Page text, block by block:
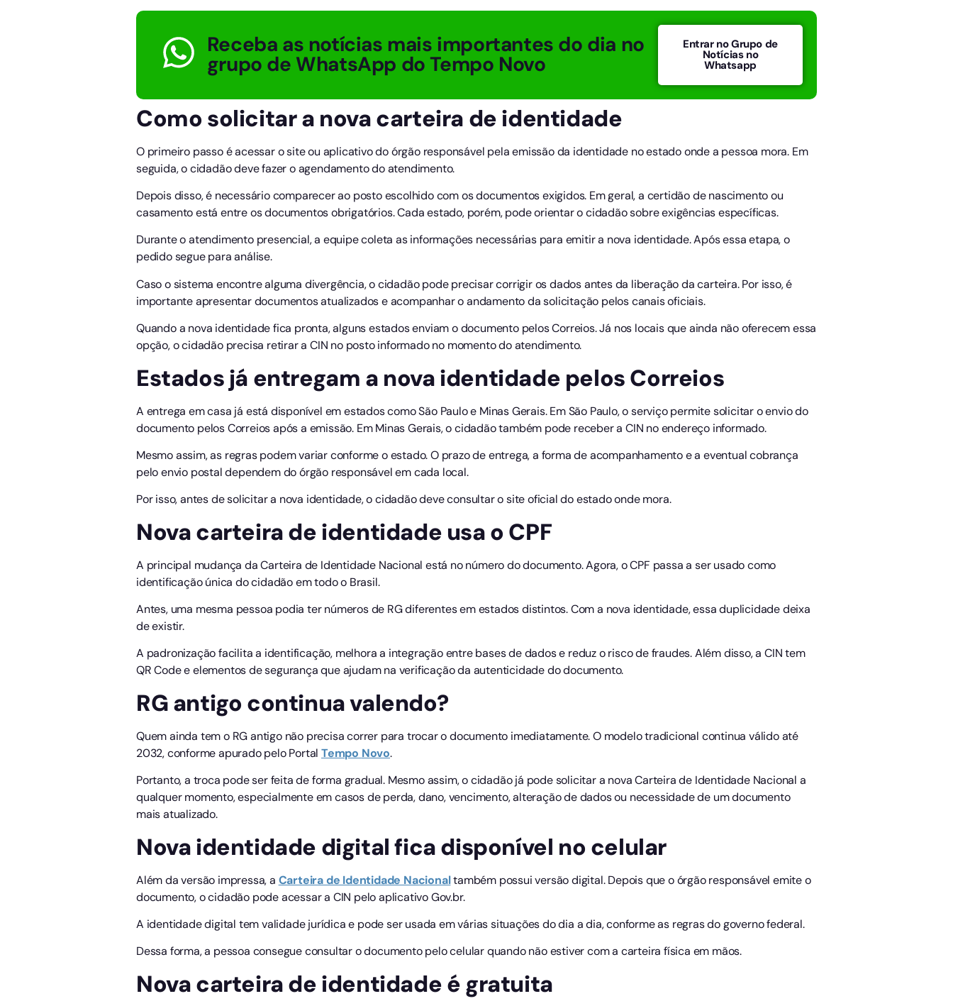
Receba as notícias mais importantes do dia no
grupo de WhatsApp do Tempo Novo
Entrar no Grupo de
Notícias no
Whatsapp
Como solicitar a nova carteira de identidade
O primeiro passo é acessar o site ou aplicativo do órgão responsável pela emissão da identidade no estado onde a pessoa mora. Em
seguida, o cidadão deve fazer o agendamento do atendimento.
Depois disso, é necessário comparecer ao posto escolhido com os documentos exigidos. Em geral, a certidão de nascimento ou
casamento está entre os documentos obrigatórios. Cada estado, porém, pode orientar o cidadão sobre exigências específicas.
Durante o atendimento presencial, a equipe coleta as informações necessárias para emitir a nova identidade. Após essa etapa, o
pedido segue para análise.
Caso o sistema encontre alguma divergência, o cidadão pode precisar corrigir os dados antes da liberação da carteira. Por isso, é
importante apresentar documentos atualizados e acompanhar o andamento da solicitação pelos canais oficiais.
Quando a nova identidade fica pronta, alguns estados enviam o documento pelos Correios. Já nos locais que ainda não oferecem essa
opção, o cidadão precisa retirar a CIN no posto informado no momento do atendimento.
Estados já entregam a nova identidade pelos Correios
A entrega em casa já está disponível em estados como São Paulo e Minas Gerais. Em São Paulo, o serviço permite solicitar o envio do
documento pelos Correios após a emissão. Em Minas Gerais, o cidadão também pode receber a CIN no endereço informado.
Mesmo assim, as regras podem variar conforme o estado. O prazo de entrega, a forma de acompanhamento e a eventual cobrança
pelo envio postal dependem do órgão responsável em cada local.
Por isso, antes de solicitar a nova identidade, o cidadão deve consultar o site oficial do estado onde mora.
Nova carteira de identidade usa o CPF
A principal mudança da Carteira de Identidade Nacional está no número do documento. Agora, o CPF passa a ser usado como
identificação única do cidadão em todo o Brasil.
Antes, uma mesma pessoa podia ter números de RG diferentes em estados distintos. Com a nova identidade, essa duplicidade deixa
de existir.
A padronização facilita a identificação, melhora a integração entre bases de dados e reduz o risco de fraudes. Além disso, a CIN tem
QR Code e elementos de segurança que ajudam na verificação da autenticidade do documento.
RG antigo continua valendo?
Quem ainda tem o RG antigo não precisa correr para trocar o documento imediatamente. O modelo tradicional continua válido até
2032, conforme apurado pelo PortalTempo Novo.
Portanto, a troca pode ser feita de forma gradual. Mesmo assim, o cidadão já pode solicitar a nova Carteira de Identidade Nacional a
qualquer momento, especialmente em casos de perda, dano, vencimento, alteração de dados ou necessidade de um documento
mais atualizado.
Nova identidade digital fica disponível no celular
Além da versão impressa, a Carteira de Identidade Nacionaltambém possui versão digital. Depois que o órgão responsável emite o
documento, o cidadão pode acessar a CIN pelo aplicativo Gov.br.
A identidade digital tem validade jurídica e pode ser usada em várias situações do dia a dia, conforme as regras do governo federal.
Dessa forma, a pessoa consegue consultar o documento pelo celular quando não estiver com a carteira física em mãos.
Nova carteira de identidade é gratuita